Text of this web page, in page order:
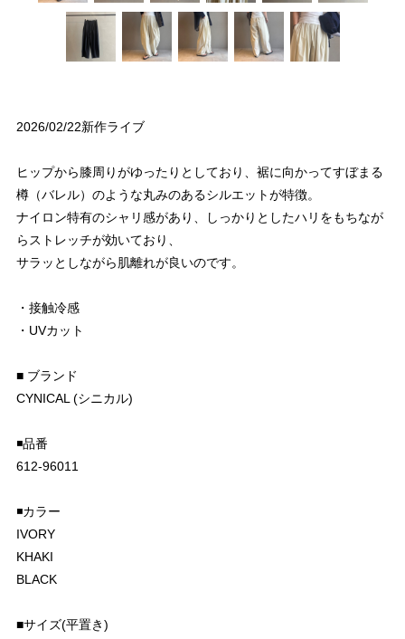
2026/02/22新作ライブ
ヒップから膝周りがゆったりとしており、裾に向かってすぼまる
樽（バレル）のような丸みのあるシルエットが特徴。
ナイロン特有のシャリ感があり、しっかりとしたハリをもちなが
らストレッチが効いており、
サラッとしながら肌離れが良いのです。
・接触冷感
・UVカット
■ ブランド
CYNICAL (シニカル)
◾️品番
612-96011
◾️カラー
IVORY
KHAKI
BLACK
■サイズ(平置き)